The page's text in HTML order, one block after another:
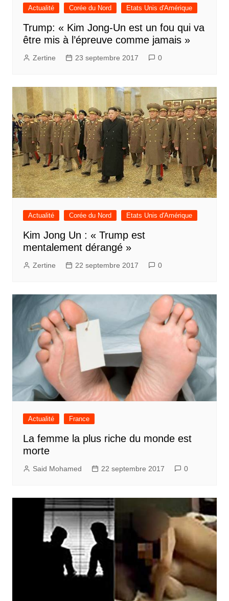
Actualité Corée du Nord Etats Unis d'Amérique
Trump: « Kim Jong-Un est un fou qui va
être mis à l’épreuve comme jamais »
Zertine 23 septembre 2017 0
Actualité Corée du Nord Etats Unis d'Amérique
Kim Jong Un : « Trump est
mentalement dérangé »
Zertine 22 septembre 2017 0
Actualité France
La femme la plus riche du monde est
morte
Said Mohamed 22 septembre 2017 0